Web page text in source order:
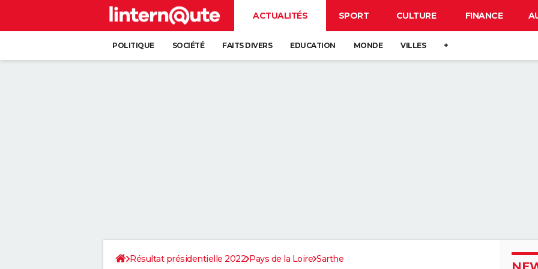
ACTUALITÉS SPORT CULTURE FINANCE
POLITIQUE SOCIÉTÉ FAITS DIVERS EDUCATION MONDE VILLES +
Résultat présidentielle 2022 Pays de la Loire Sarthe